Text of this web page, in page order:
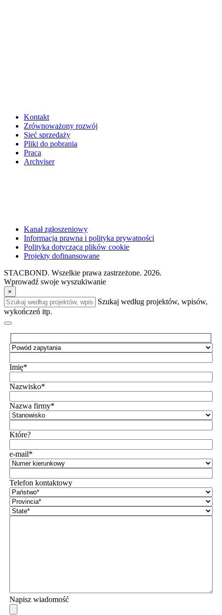
Kontakt
Zrównoważony rozwój
Sieć sprzedaży
Pliki do pobrania
Praca
Archviser
Kanał zgłoszeniowy
Informacja prawna i polityka prywatności
Polityka dotycząca plików cookie
Projekty dofinansowane
STACBOND. Wszelkie prawa zastrzeżone. 2026.
Wprowadź swoje wyszukiwanie
×
Szukaj według projektów, wpisów,
wykończeń itp.
Imię*
Nazwisko*
Nazwa firmy*
Które?
e-mail*
Telefon kontaktowy
Napisz wiadomość